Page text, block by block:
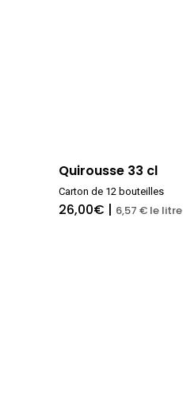
Quirousse 33 cl
Carton de 12 bouteilles
26,00€ | 6,57 € le litre